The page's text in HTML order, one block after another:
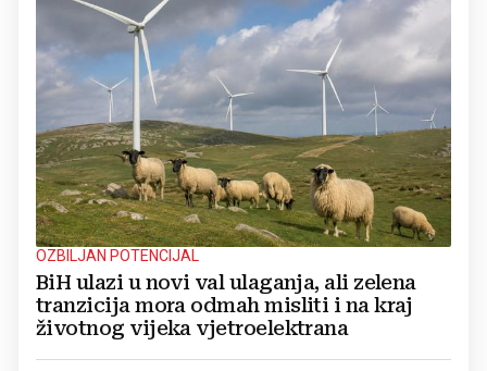
OZBILJAN POTENCIJAL
BiH ulazi u novi val ulaganja, ali zelena
tranzicija mora odmah misliti i na kraj
životnog vijeka vjetroelektrana